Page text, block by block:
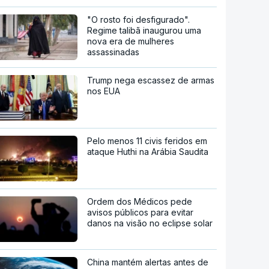
"O rosto foi desfigurado".
Regime talibã inaugurou uma
nova era de mulheres
assassinadas
Trump nega escassez de armas
nos EUA
Pelo menos 11 civis feridos em
ataque Huthi na Arábia Saudita
Ordem dos Médicos pede
avisos públicos para evitar
danos na visão no eclipse solar
China mantém alertas antes de